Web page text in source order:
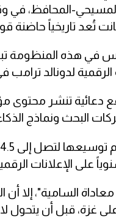
المسيحي-المحافظ،
تُعد تاريخياً حاضنة
لدونالد ترامب في عامي
تنشر محتوى
البحث ونماذج
السامية"، إلا أن
غزة، قبل أن يتحول